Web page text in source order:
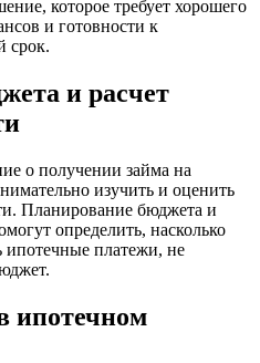
которое требует хорошего
и готовности к
срок.
и расчет
о получении займа на
изучить и оценить
Планирование бюджета и
определить, насколько
ипотечные платежи, не
ипотечном